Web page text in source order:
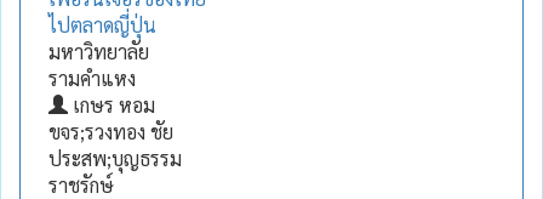
ไปตลาดญี่ปุ่น
มหาวิทยาลัย
รามคำแหง
เกษร หอม
ขจร;รวงทอง ชัย
ประสพ;บุญธรรม
ราชรักษ์